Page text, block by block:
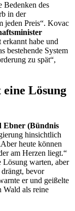
des
in der
jeden Preis“. Kovac
erkannt habe und
bestehende System
zu spät“,
Lösung
Ebner (Bündnis
hinsichtlich
heute können
am Herzen liegt.“
Lösung warten, aber
bevor
er und geißelte
Wald als reine